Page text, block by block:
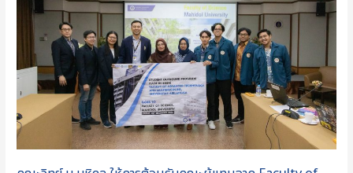
ต้อนรับ
แทน
จาก
Faculty
of